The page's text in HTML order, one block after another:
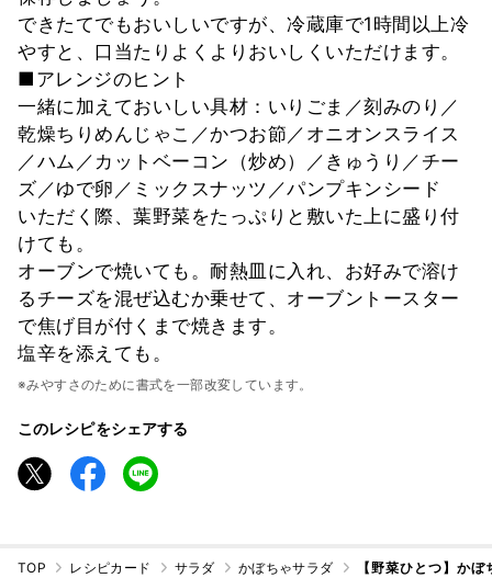
できたてでもおいしいですが、冷蔵庫で1時間以上冷
やすと、口当たりよくよりおいしくいただけます。
■アレンジのヒント
一緒に加えておいしい具材：いりごま／刻みのり／
乾燥ちりめんじゃこ／かつお節／オニオンスライス
／ハム／カットベーコン（炒め）／きゅうり／チー
ズ／ゆで卵／ミックスナッツ／パンプキンシード
いただく際、葉野菜をたっぷりと敷いた上に盛り付
けても。
オーブンで焼いても。耐熱皿に入れ、お好みで溶け
るチーズを混ぜ込むか乗せて、オーブントースター
で焦げ目が付くまで焼きます。
塩辛を添えても。
※みやすさのために書式を一部改変しています。
このレシピをシェアする
TOP レシピカード サラダ かぼちゃサラダ 【野菜ひとつ】か